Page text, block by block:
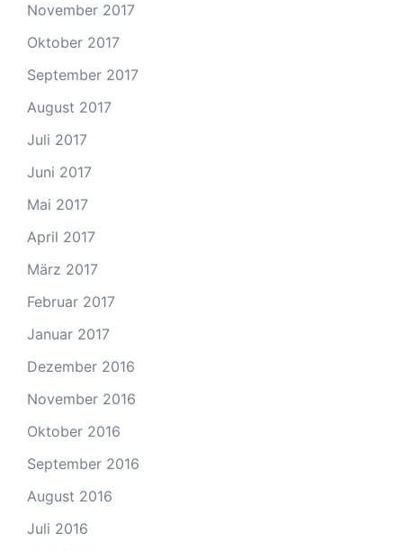
November 2017
Oktober 2017
September 2017
August 2017
Juli 2017
Juni 2017
Mai 2017
April 2017
März 2017
Februar 2017
Januar 2017
Dezember 2016
November 2016
Oktober 2016
September 2016
August 2016
Juli 2016